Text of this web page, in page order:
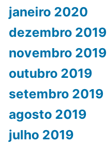
janeiro 2020
dezembro 2019
novembro 2019
outubro 2019
setembro 2019
agosto 2019
julho 2019